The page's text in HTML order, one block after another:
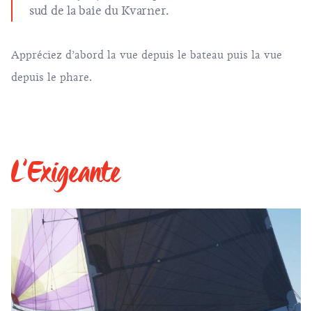
sud de labaie du Kvarner.
Appréciez d’abord la vue depuis le bateau puis la vue
depuis le phare.
L’Exigeante